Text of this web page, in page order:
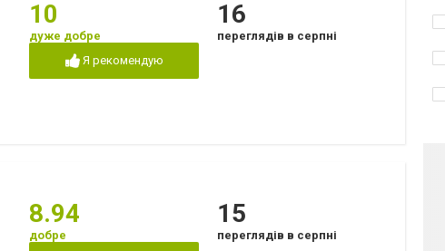
10
дуже добре
Я рекомендую
16
переглядів в серпні
8.94
добре
15
переглядів в серпні